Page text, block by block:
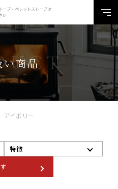
ーブ・ペレットストーブは
い
い商品
アイボリー
特徴